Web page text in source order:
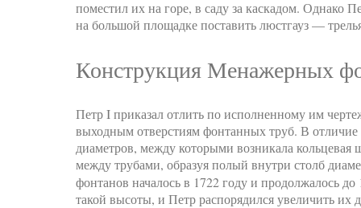
поместил их на горе, в саду за каскадом. Однако
на большой площадке поставить люстгауз —
Конструкция Менажерных
Петр I приказал отлить по исполненному им
выходным отверстиям фонтанных труб. В
диаметров, между которыми возникала кольцевая
между трубами, образуя полый внутри столб
фонтанов началось в 1722 году и продолжалось
такой высоты, и Петр распорядился увеличить их